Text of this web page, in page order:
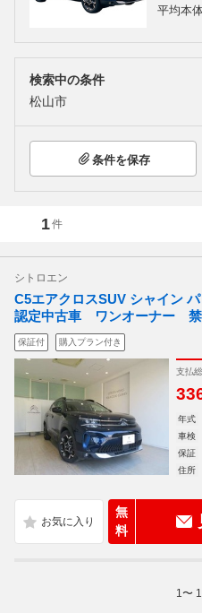
平均本
検索中の条件
松山市
条件を保存
1件
シトロエン
C5エアクロスSUV シャイン
認定中古車 ワンオーナー
保証付 購入プラン付き
支払
年式
車検
保証
住所
無
料
1 〜 1